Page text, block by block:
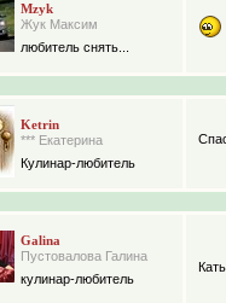
Mzyk
Жук Максим
любитель снять...
Ketrin
*** Екатерина
Кулинар-любитель
Galina
Пустовалова Галина
кулинар-любитель